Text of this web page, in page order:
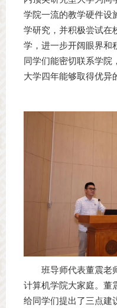
学院一流的教学硬件设
学研究，并积极尝试在
学，进一步开阔眼界和
同学们能密切联系学院
大学四年能够取得优异
班导师代表董震老
计算机学院大家庭。董
给同学们提出了三点建